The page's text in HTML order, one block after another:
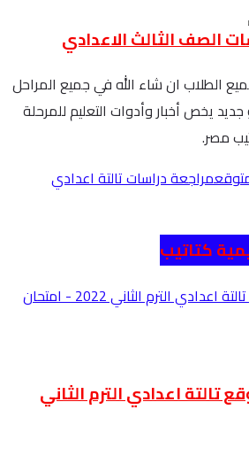
الصف الثالث الاعدادي
الطلاب ان شاء الله في جميع المراحل
يخص أخبار وأدوات التعليم للمرحلة
مصر.
مراجعة دراسات تالتة اعدادي
كتاتيب
تالتة اعدادي الترم الثاني